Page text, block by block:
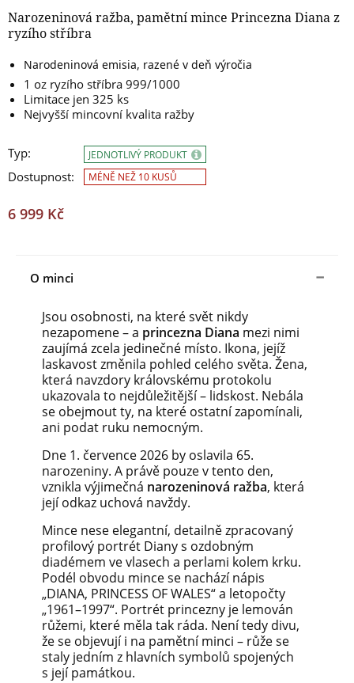
Narozeninová ražba, pamětní mince Princezna Diana z
ryzího stříbra
Narodeninová emisia, razené v deň výročia
1 oz ryzího stříbra 999/1000
Limitace jen 325 ks
Nejvyšší mincovní kvalita ražby
Typ:
Dostupnost:
JEDNOTLIVÝ PRODUKT
MÉNĚ NEŽ 10 KUSŮ
6 999 Kč
O minci
Jsou osobnosti, na které svět nikdy
nezapomene – a princezna Diana mezi nimi
zaujímá zcela jedinečné místo. Ikona, jejíž
laskavost změnila pohled celého světa. Žena,
která navzdory královskému protokolu
ukazovala to nejdůležitější – lidskost. Nebála
se obejmout ty, na které ostatní zapomínali,
ani podat ruku nemocným.
Dne 1. července 2026 by oslavila 65.
narozeniny. A právě pouze v tento den,
vznikla výjimečná narozeninová ražba, která
její odkaz uchová navždy.
Mince nese elegantní, detailně zpracovaný
profilový portrét Diany s ozdobným
diadémem ve vlasech a perlami kolem krku.
Podél obvodu mince se nachází nápis
„DIANA, PRINCESS OF WALES“ a letopočty
„1961–1997“. Portrét princezny je lemován
růžemi, které měla tak ráda. Není tedy divu,
že se objevují i na pamětní minci – růže se
staly jedním z hlavních symbolů spojených
s její památkou.